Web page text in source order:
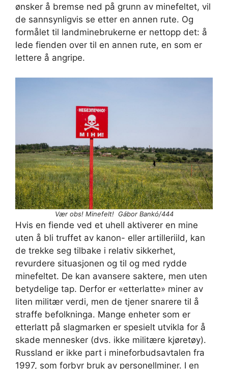
ønsker å bremse ned på grunn av minefeltet, vil
de sannsynligvis se etter en annen rute. Og
formålet til landminebrukerne er nettopp det: å
lede fienden over til en annen rute, en som er
lettere å angripe.
Vær obs! Minefelt! Gábor Bankó/444
Hvis en fiende ved et uhell aktiverer en mine
uten å bli truffet av kanon- eller artilleriild, kan
de trekke seg tilbake i relativ sikkerhet,
revurdere situasjonen og til og med rydde
minefeltet. De kan avansere saktere, men uten
betydelige tap. Derfor er «etterlatte» miner av
liten militær verdi, men de tjener snarere til å
straffe befolkninga. Mange enheter som er
etterlatt på slagmarken er spesielt utvikla for å
skade mennesker (dvs. ikke militære kjøretøy).
Russland er ikke part i mineforbudsavtalen fra
1997, som forbyr bruk av personellminer. I en